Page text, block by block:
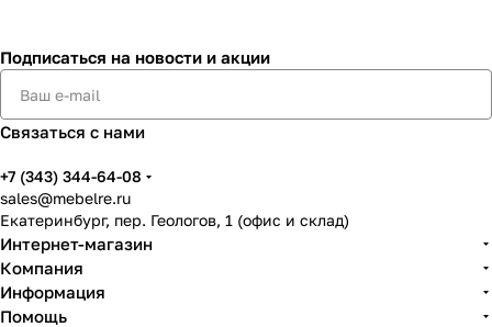
Подписаться на новости и акции
Связаться с нами
+7 (343) 344-64-08
sales@mebelre.ru
Екатеринбург, пер. Геологов, 1 (офис и склад)
Интернет-магазин
Компания
Информация
Помощь